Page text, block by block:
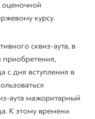
курсу.
сквиз-аута, в
приобретения,
с дня вступления в
-аута мажоритарный
К этому времени